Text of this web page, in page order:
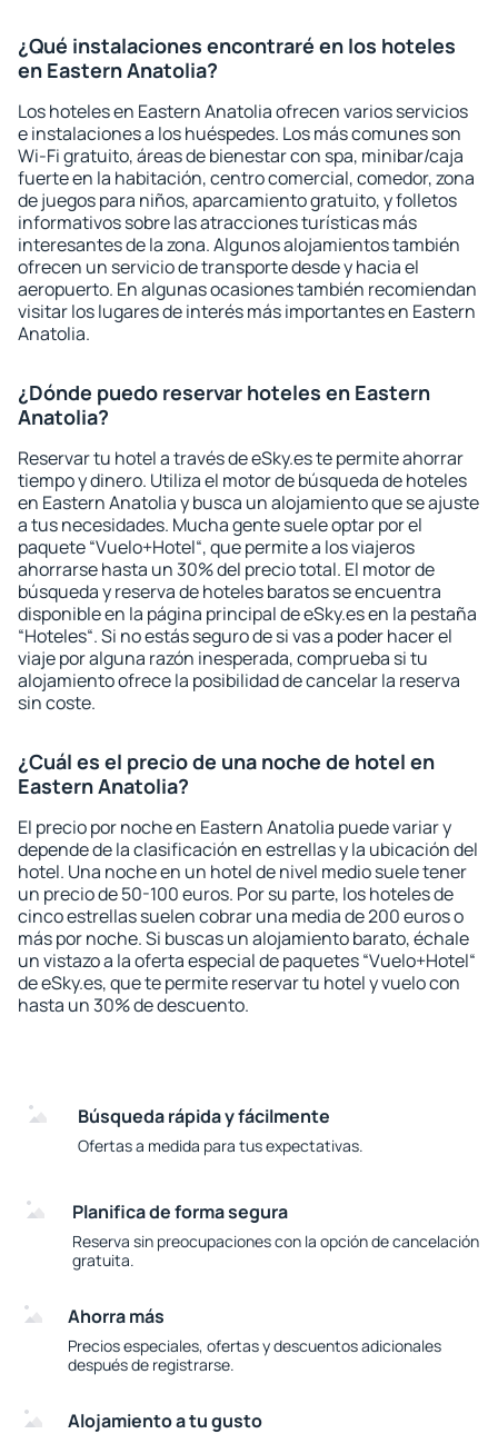
¿Qué instalaciones encontraré en los hoteles
en Eastern Anatolia?
Los hoteles en Eastern Anatolia ofrecen varios servicios
e instalaciones a los huéspedes. Los más comunes son
Wi-Fi gratuito, áreas de bienestar con spa, minibar/caja
fuerte en la habitación, centro comercial, comedor, zona
de juegos para niños, aparcamiento gratuito, y folletos
informativos sobre las atracciones turísticas más
interesantes de la zona. Algunos alojamientos también
ofrecen un servicio de transporte desde y hacia el
aeropuerto. En algunas ocasiones también recomiendan
visitar los lugares de interés más importantes en Eastern
Anatolia.
¿Dónde puedo reservar hoteles en Eastern
Anatolia?
Reservar tu hotel a través de eSky.es te permite ahorrar
tiempo y dinero. Utiliza el motor de búsqueda de hoteles
en Eastern Anatolia y busca un alojamiento que se ajuste
a tus necesidades. Mucha gente suele optar por el
paquete “Vuelo+Hotel“, que permite a los viajeros
ahorrarse hasta un 30% del precio total. El motor de
búsqueda y reserva de hoteles baratos se encuentra
disponible en la página principal de eSky.es en la pestaña
“Hoteles“. Si no estás seguro de si vas a poder hacer el
viaje por alguna razón inesperada, comprueba si tu
alojamiento ofrece la posibilidad de cancelar la reserva
sin coste.
¿Cuál es el precio de una noche de hotel en
Eastern Anatolia?
El precio por noche en Eastern Anatolia puede variar y
depende de la clasificación en estrellas y la ubicación del
hotel. Una noche en un hotel de nivel medio suele tener
un precio de 50-100 euros. Por su parte, los hoteles de
cinco estrellas suelen cobrar una media de 200 euros o
más por noche. Si buscas un alojamiento barato, échale
un vistazo a la oferta especial de paquetes “Vuelo+Hotel“
de eSky.es, que te permite reservar tu hotel y vuelo con
hasta un 30% de descuento.
Búsqueda rápida y fácilmente
Ofertas a medida para tus expectativas.
Planifica de forma segura
Reserva sin preocupaciones con la opción de cancelación
gratuita.
Ahorra más
Precios especiales, ofertas y descuentos adicionales
después de registrarse.
Alojamiento a tu gusto